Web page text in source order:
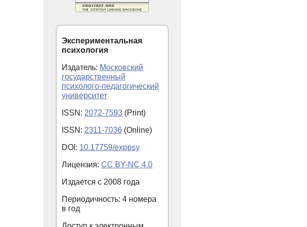
Экспериментальная
психология
Издатель: Московский
государственный
психолого-педагогический
университет
ISSN: 2072-7593 (Print)
ISSN: 2311-7036 (Online)
DOI: 10.17759/exppsy
Лицензия: CC BY-NC 4.0
Издается с 2008 года
Периодичность: 4 номера
в год